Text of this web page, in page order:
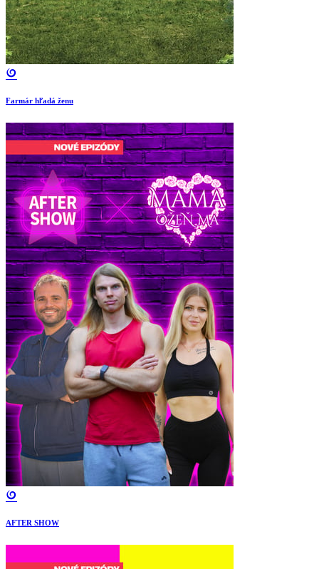
Farmár hľadá ženu
AFTER SHOW